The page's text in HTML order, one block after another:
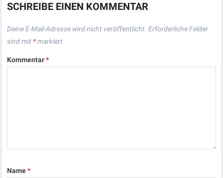
SCHREIBE EINEN KOMMENTAR
Deine E-Mail-Adresse wird nicht veröffentlicht. Erforderliche Felder
sind mit *markiert
Kommentar*
Name*